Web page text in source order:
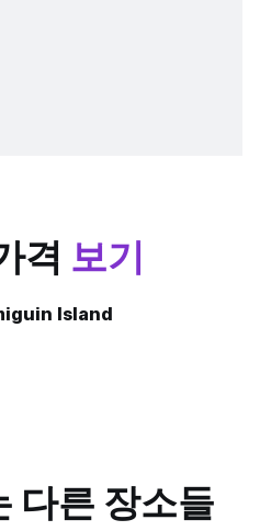
격 보기
Island
다른 장소들